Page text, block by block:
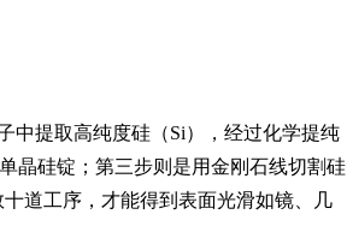
中提取高纯度硅（Si），经过化学提纯
晶硅锭；第三步则是用金刚石线切割硅
道工序，才能得到表面光滑如镜、几